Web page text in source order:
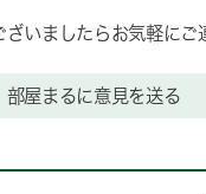
いましたらお気軽にご
部屋まるに意見を送る